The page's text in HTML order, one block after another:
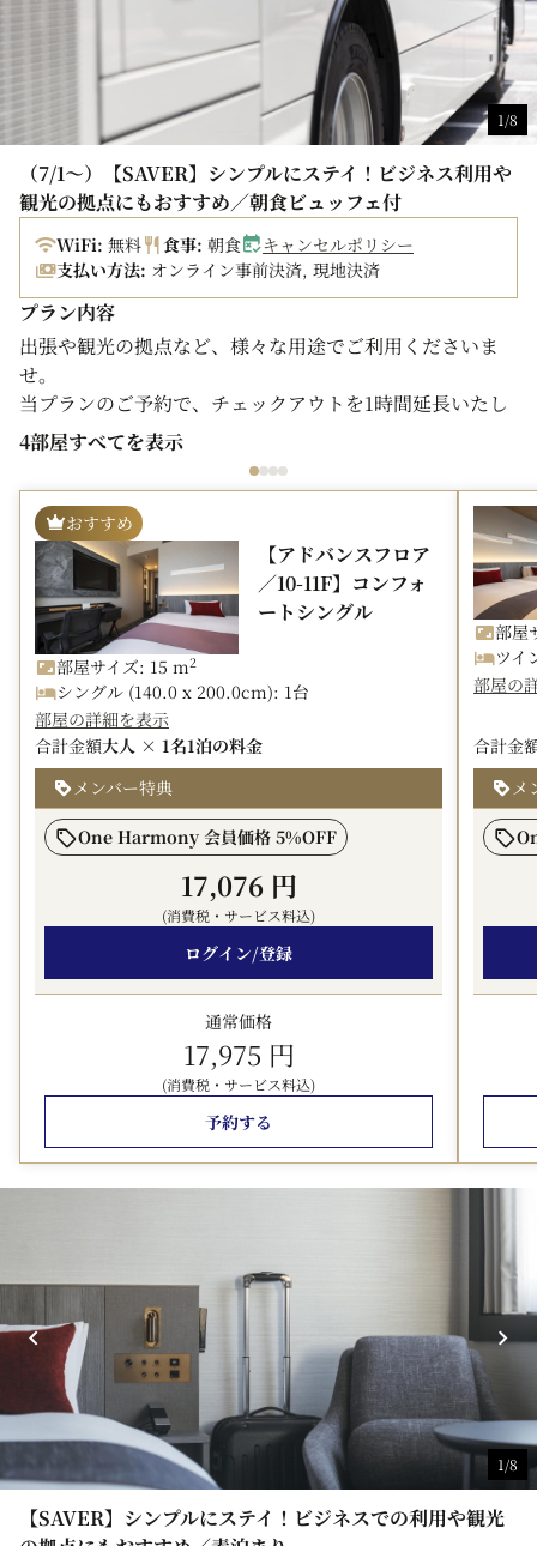
【アクセス】
最寄り駅 京浜急行「穴守稲荷駅」より徒歩3分
※「エアポート快特」「快特」は停車しませんので、ご注
意ください。
【ホテル無料シャトルバスのご案内】
ホテル⇔羽田空港間をご予約不要の無料シャトルバスが運
行しております。
ホテル出発は4：00a.m.～、空港からホテルへは0：
00a.m.前後まで運行しているので、
早朝便や深夜に到着される方にも安心してご利用いただけ
ます。
※詳細は公式ホームページをご確認ください。
※交通事情等により遅れることもございますので、必ず余
裕をもってご利用ください。
【駐車場のご案内】
羽田高速ランプから約200mのアクセス。
駐車料金：1,500円（税込）／1泊（14：00～翌朝11：
00）
※予約制となりますので、ご利用の際はお電話にてお問い
合わせください。
※ホテル駐車場が満車の場合は、近隣の駐車場をご利用く
ださい。
【注意事項】
・宿泊税は別途現地にてお支払いいただきます。
・特別料金のため、JMBホテルマイル及び航空会社マイレ
ージは積算対象外となります。
1/8
（7/1～）【SAVER】シンプルにステイ！ビジネス利用や
観光の拠点にもおすすめ／朝食ビュッフェ付
WiFi: 無料 食事: 朝食
キャンセルポリシー
支払い方法: オンライン事前決済, 現地決済
プラン内容
出張や観光の拠点など、様々な用途でご利用くださいま
せ。
当プランのご予約で、チェックアウトを1時間延長いたし
ます。
※【SAVER（セイバー）】とは、オークラニッコーホテル
ズ各ホテルがご用意している標準の宿泊プランです。
□プラン内容
・チェックアウト12時（通常11時）
□朝食ビュッフェのご案内
旅の記憶に寄り添う、優しい朝食。
創業130年の羽田佃煮や地元食材、肉・魚料理、刺身をは
じめ、人気のカレーなど種類豊富な和洋折衷のメニューを
お好みにアレンジ！
朝5時からの営業のため、早朝便利用の方にもおススメ！
"as you like" あなただけの朝食のひと時をお楽しみくだ
さい。
営業時間 5：00～10：00（L.O.9：30）
【ホテルJALシティ羽田 東京の魅力】
・羽田空港～ホテル間の予約不要の無料シャトルバスが毎
日運行中！前後泊にも便利！
（運行は1時間あたり2～3本、所要7～20分）
・四季折々の素材を生かしAた、シェフオリジナル料理が
楽しめるレストラン併設
・全客室シモンズベッドで快適な滞在を！
・ビジネス利用に嬉しいズボンプレッサーを全客室に完備
・客室のテレビは43V型以上の大型スマートTVを用意
・エアウィーブ＆Refaのドライヤー・シャワーヘッドで
・京浜急行「穴守稲荷駅」より徒歩3分の好立地
【アクセス】
最寄り駅 京浜急行「穴守稲荷駅」より徒歩3分
※「エアポート快特」「快特」は停車しませんので、ご注
意ください。
【ホテル無料シャトルバスのご案内】
ホテル⇔羽田空港間をご予約不要の無料シャトルバスが運
行しております。
ホテル出発は4：00a.m.～、空港からホテルへは0：
4部屋すべてを表示
おすすめ
【アドバンスフロア
／10-11F】コンフォ
ートシングル
部屋サイズ: 15 m2
シングル (140.0 x 200.0cm): 1台
部屋の詳細を表示
合計金額大人 × 1名1泊の料金
メンバー特典
One Harmony 会員価格 5%OFF
17,076 円
(消費税・サービス料込)
ログイン/登録
通常価格
17,975 円
(消費税・サービス料込)
予約する
部屋
ツイ
部屋の
合計金
メ
1/8
【SAVER】シンプルにステイ！ビジネスでの利用や観光